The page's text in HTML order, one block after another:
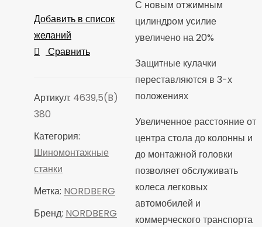
Добавить в список
желаний
Сравнить
Артикул: 4639,5(B)
380
Категория:
Шиномонтажные
станки
Метка: NORDBERG
Бренд: NORDBERG
С новым отжимным
цилиндром усилие
увеличено на 20%
Защитные кулачки
переставляются в 3-х
положениях
Увеличенное расстояние от
центра стола до колонны и
до монтажной головки
позволяет обслуживать
колеса легковых
автомобилей и
коммерческого транспорта